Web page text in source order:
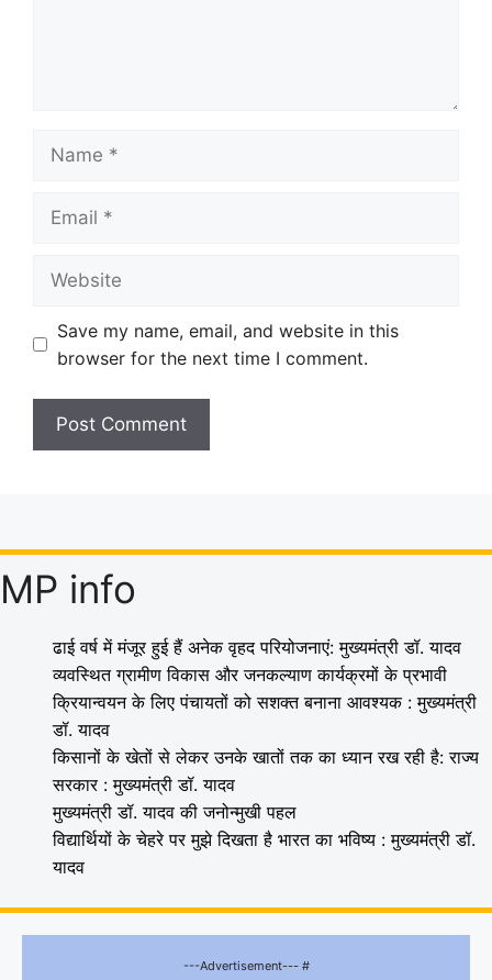
Save my name, email, and website in this
browser for the next time I comment.
MP info
ढाई वर्ष में मंजूर हुई हैं अनेक वृहद परियोजनाएं: मुख्यमंत्री डॉ. यादव
व्यवस्थित ग्रामीण विकास और जनकल्याण कार्यक्रमों के प्रभावी
क्रियान्वयन के लिए पंचायतों को सशक्त बनाना आवश्यक : मुख्यमंत्री
डॉ. यादव
किसानों के खेतों से लेकर उनके खातों तक का ध्यान रख रही है: राज्य
सरकार : मुख्यमंत्री डॉ. यादव
मुख्यमंत्री डॉ. यादव की जनोन्मुखी पहल
विद्यार्थियों के चेहरे पर मुझे दिखता है भारत का भविष्य : मुख्यमंत्री डॉ.
यादव
---Advertisement--- #